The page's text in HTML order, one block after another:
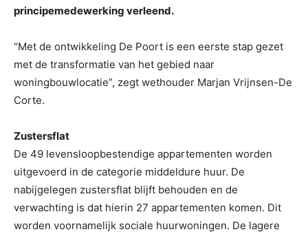
principemedewerking verleend.
“Met de ontwikkeling De Poort is een eerste stap gezet
met de transformatie van het gebied naar
woningbouwlocatie”, zegt wethouder Marjan Vrijnsen-De
Corte.
Zustersflat
De 49 levensloopbestendige appartementen worden
uitgevoerd in de categorie middeldure huur. De
nabijgelegen zustersflat blijft behouden en de
verwachting is dat hierin 27 appartementen komen. Dit
worden voornamelijk sociale huurwoningen. De lagere